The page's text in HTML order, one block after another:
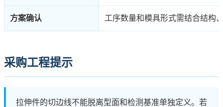
方案确认 工序数量和模具形式需结合结构
采购工程提示
拉伸件的切边线不能脱离型面和检测基准单独定义。若